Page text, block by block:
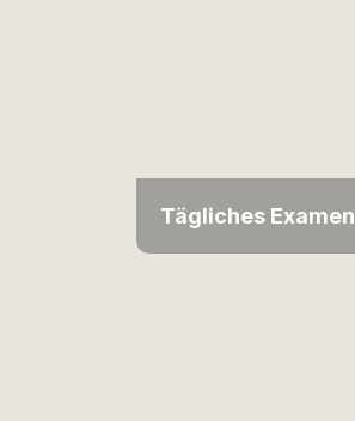
Tägliches Examen